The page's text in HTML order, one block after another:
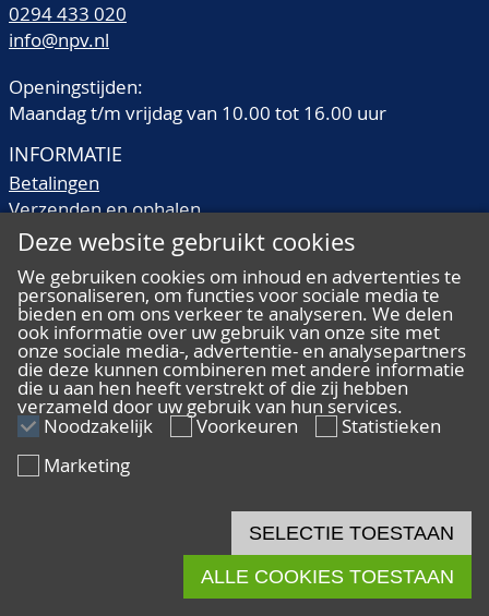
0294 433 020
info@npv.nl
Openingstijden:
Maandag t/m vrijdag van 10.00 tot 16.00 uur
INFORMATIE
Betalingen
Verzenden en ophalen
Veilingtermen
Kwaliteitsomschrijvingen
Veelgestelde vragen
ALGEMEEN
Algemene voorwaarden
© 2026 De Nederlandsche Postzegel- en Muntenveiling
Deze website gebruikt cookies
We gebruiken cookies om inhoud en advertenties te
personaliseren, om functies voor sociale media te
bieden en om ons verkeer te analyseren. We delen
ook informatie over uw gebruik van onze site met
onze sociale media-, advertentie- en analysepartners
die deze kunnen combineren met andere informatie
die u aan hen heeft verstrekt of die zij hebben
verzameld door uw gebruik van hun services.
Noodzakelijk Voorkeuren
Statistieken
Marketing
SELECTIE TOESTAAN
ALLE COOKIES TOESTAAN